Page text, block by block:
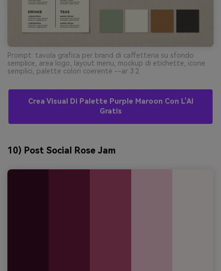
Prompt: tavola grafica per brand di caffetteria su sfondo
semplice, area logo, layout menu, mockup di etichette, icone
semplici, palette colori coerente --ar 3:2
Crea Visual Di Palette Purple Maroon Con L’AI
Gratis
10) Post Social Rose Jam